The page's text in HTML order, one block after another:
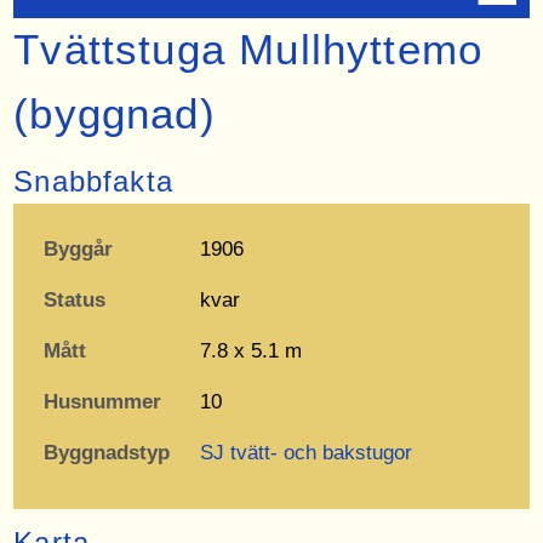
Tvättstuga Mullhyttemo
(byggnad)
Snabbfakta
Byggår 1906
Status kvar
Mått 7.8 x 5.1 m
Husnummer 10
Byggnadstyp SJ tvätt- och bakstugor